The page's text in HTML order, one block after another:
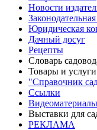
Новости
Законодательная
Юридическая
Дачный досуг
Рецепты
Словарь
Товары и
"Справочник
Ссылки
Видеоматериалы
Выставки для
РЕКЛАМА